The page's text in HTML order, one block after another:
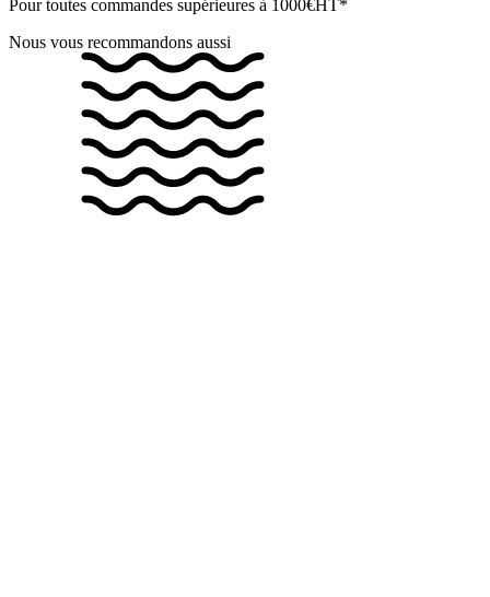
Pour toutes commandes supérieures à 1000€HT*
Nous vous recommandons aussi